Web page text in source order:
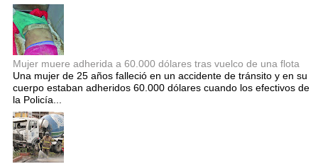
Mujer muere adherida a 60.000 dólares tras vuelco de una flota
Una mujer de 25 años falleció en un accidente de tránsito y en su
cuerpo estaban adheridos 60.000 dólares cuando los efectivos de
la Policía...